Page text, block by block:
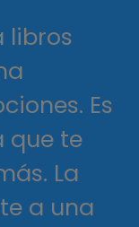
libros
Es
que te
La
a una